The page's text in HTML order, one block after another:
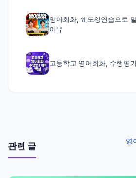
영어회화, 쉐도잉연습으로
이유
고등학교 영어회화, 수행평
관련 글
영